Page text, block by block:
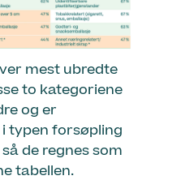
mest ubredte
to kategoriene
og er
typen forsøpling
de regnes som
tabellen.